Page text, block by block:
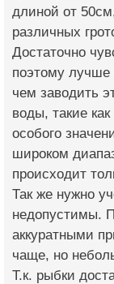
длиной от
различных
Достаточно
поэтому лучше
чем заводить
воды, такие
особого
широком
происходит
Так же нужно
недопустимы.
аккуратными
чаще, но
Т.к. рыбки